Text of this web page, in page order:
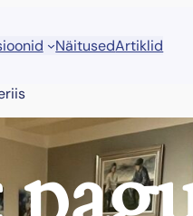
NäitusedArtiklid